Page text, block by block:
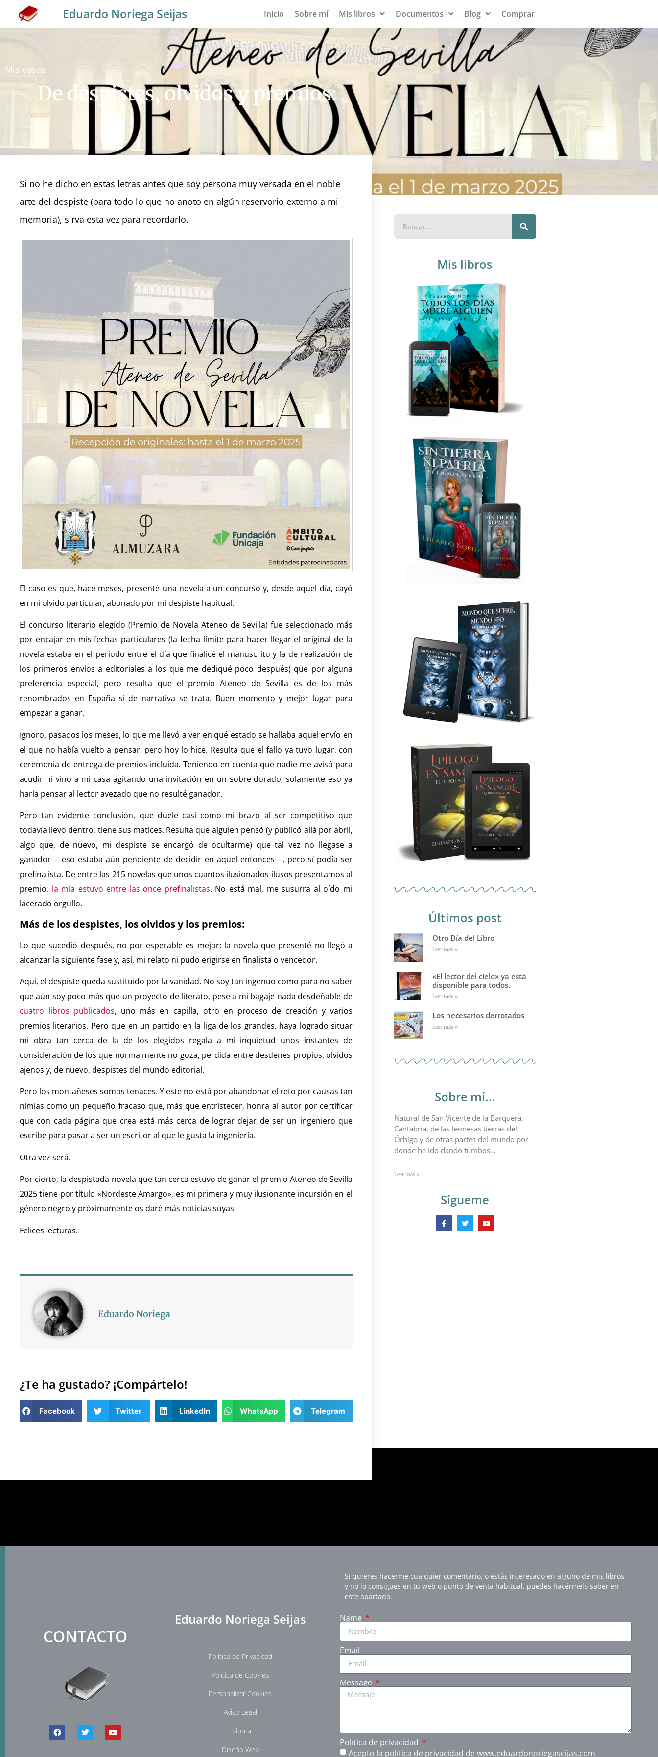
Eduardo Noriega Seijas Inicio Sobre mí Mis libros Documentos Blog Comprar
Mis cosas
De despistes, olvidos y premios:
Si no he dicho en estas letras antes que soy persona muy versada en el noble
arte del despiste (para todo lo que no anoto en algún reservorio externo a mi
memoria), sirva esta vez para recordarlo.
El caso es que, hace meses, presenté una novela a un concurso y, desde aquel día, cayó
en mi olvido particular, abonado por mi despiste habitual.
El concurso literario elegido (Premio de Novela Ateneo de Sevilla) fue seleccionado más
por encajar en mis fechas particulares (la fecha límite para hacer llegar el original de la
novela estaba en el periodo entre el día que finalicé el manuscrito y la de realización de
los primeros envíos a editoriales a los que me dediqué poco después) que por alguna
preferencia especial, pero resulta que el premio Ateneo de Sevilla es de los más
renombrados en España si de narrativa se trata. Buen momento y mejor lugar para
empezar a ganar.
Ignoro, pasados los meses, lo que me llevó a ver en qué estado se hallaba aquel envío en
el que no había vuelto a pensar, pero hoy lo hice. Resulta que el fallo ya tuvo lugar, con
ceremonia de entrega de premios incluida. Teniendo en cuenta que nadie me avisó para
acudir ni vino a mi casa agitando una invitación en un sobre dorado, solamente eso ya
haría pensar al lector avezado que no resulté ganador.
Pero tan evidente conclusión, que duele casi como mi brazo al ser competitivo que
todavía llevo dentro, tiene sus matices. Resulta que alguien pensó (y publicó allá por abril,
algo que, de nuevo, mi despiste se encargó de ocultarme) que tal vez no llegase a
ganador ―eso estaba aún pendiente de decidir en aquel entonces―, pero sí podía ser
prefinalista. De entre las 215 novelas que unos cuantos ilusionados ilusos presentamos al
premio, la mía estuvo entre las once prefinalistas. No está mal, me susurra al oído mi
lacerado orgullo.
Más de los despistes, los olvidos y los premios:
Lo que sucedió después, no por esperable es mejor: la novela que presenté no llegó a
alcanzar la siguiente fase y, así, mi relato ni pudo erigirse en finalista o vencedor.
Aquí, el despiste queda sustituido por la vanidad. No soy tan ingenuo como para no saber
que aún soy poco más que un proyecto de literato, pese a mi bagaje nada desdeñable de
cuatro libros publicados, uno más en capilla, otro en proceso de creación y varios
premios literarios. Pero que en un partido en la liga de los grandes, haya logrado situar
mi obra tan cerca de la de los elegidos regala a mi inquietud unos instantes de
consideración de los que normalmente no goza, perdida entre desdenes propios, olvidos
ajenos y, de nuevo, despistes del mundo editorial.
Pero los montañeses somos tenaces. Y este no está por abandonar el reto por causas tan
nimias como un pequeño fracaso que, más que entristecer, honra al autor por certificar
que con cada página que crea está más cerca de lograr dejar de ser un ingeniero que
escribe para pasar a ser un escritor al que le gusta la ingeniería.
Otra vez será.
Por cierto, la despistada novela que tan cerca estuvo de ganar el premio Ateneo de Sevilla
2025 tiene por título «Nordeste Amargo», es mi primera y muy ilusionante incursión en el
género negro y próximamente os daré más noticias suyas.
Felices lecturas.
Eduardo Noriega
¿Te ha gustado? ¡Compártelo!
Facebook Twitter LinkedIn WhatsApp Telegram
Mis libros
Últimos post
Otro Día del Libro
Leer más »
«El lector del cielo» ya está
disponible para todos.
Leer más »
Los necesarios derrotados
Leer más »
Sobre mí...
Natural de San Vicente de la Barquera,
Cantabria, de las leonesas tierras del
Órbigo y de otras partes del mundo por
donde he ido dando tumbos…
Leer más »
Sígueme
CONTACTO
Eduardo Noriega Seijas
Política de Privacidad
Política de Cookies
Personalizar Cookies
Aviso Legal
Editorial
Diseño Web
Si quieres hacerme cualquier comentario, o estás interesado en alguno de mis libros
y no lo consigues en tu web o punto de venta habitual, puedes hacérmelo saber en
este apartado.
Name
Email
Message
Política de privacidad
Acepto la política de privacidad de www.eduardonoriegaseijas.com